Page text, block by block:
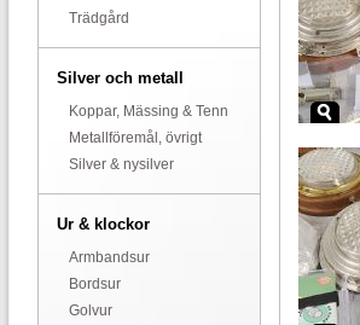
Trädgård
Silver och metall
Koppar, Mässing & Tenn
Metallföremål, övrigt
Silver & nysilver
Ur & klockor
Armbandsur
Bordsur
Golvur